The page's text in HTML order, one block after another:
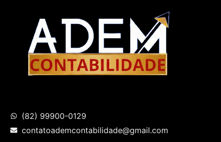
(82) 99900-0129
contatoademcontabilidade@gmail.com